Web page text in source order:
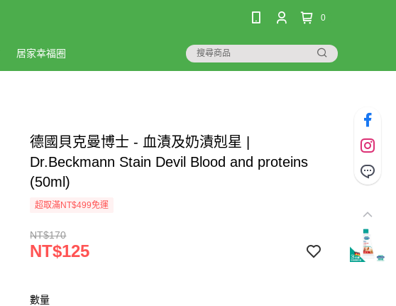
0
居家幸福圈
德國貝克曼博士 - 血漬及奶漬剋星 |
Dr.Beckmann Stain Devil Blood and proteins
(50ml)
超取滿NT$499免運
NT$170
NT$125
數量